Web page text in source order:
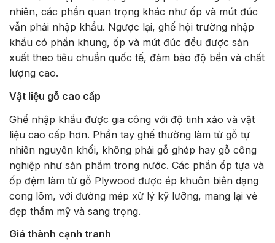
nhiên, các phần quan trọng khác như ốp và mút đúc
vẫn phải nhập khẩu. Ngược lại, ghế hội trường nhập
khẩu có phần khung, ốp và mút đúc đều được sản
xuất theo tiêu chuẩn quốc tế, đảm bảo độ bền và chất
lượng cao.
Vật liệu gỗ cao cấp
Ghế nhập khẩu được gia công với độ tinh xảo và vật
liệu cao cấp hơn. Phần tay ghế thường làm từ gỗ tự
nhiên nguyên khối, không phải gỗ ghép hay gỗ công
nghiệp như sản phẩm trong nước. Các phần ốp tựa và
ốp đệm làm từ gỗ Plywood được ép khuôn biên dạng
cong lõm, với đường mép xử lý kỹ lưỡng, mang lại vẻ
đẹp thẩm mỹ và sang trọng.
Giá thành cạnh tranh